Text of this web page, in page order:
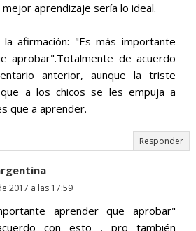
aprendizaje sería lo ideal.
la afirmación: "Es más importante
aprobar".Totalmente de acuerdo
anterior, aunque la triste
a los chicos se les empuja a
que a aprender.
Responder
2017 a las 17:59
aprender que aprobar"
con esto , pro también